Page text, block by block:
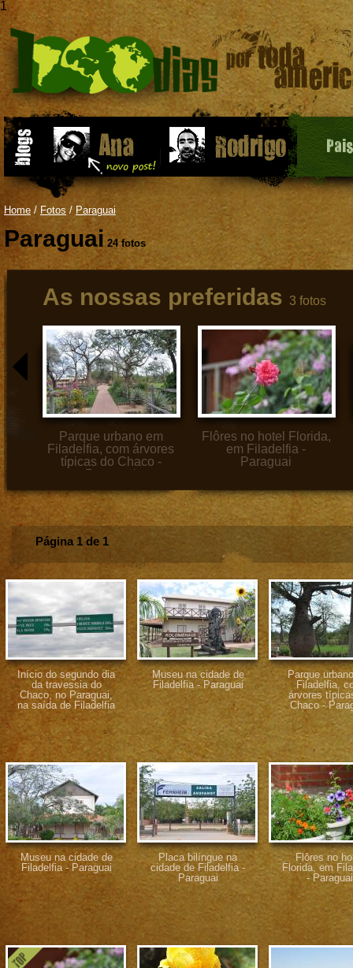
1
Home / Fotos / Paraguai
Paraguai24 fotos
As nossas preferidas 3 fotos
Parque urbano em
Filadelfia, com árvores
típicas do Chaco -
Paraguai
Flôres no hotel Florida,
em Filadelfia -
Paraguai
Página 1 de 1
Início do segundo dia
da travessia do
Chaco, no Paraguai,
na saída de Filadelfia
Museu na cidade de
Filadelfia - Paraguai
Parque
Filadelfia,
árvores
Chaco -
Museu na cidade de
Filadelfia - Paraguai
Placa bilíngue na
cidade de Filadelfia -
Paraguai
Flôres no
Florida, em
- Paraguai